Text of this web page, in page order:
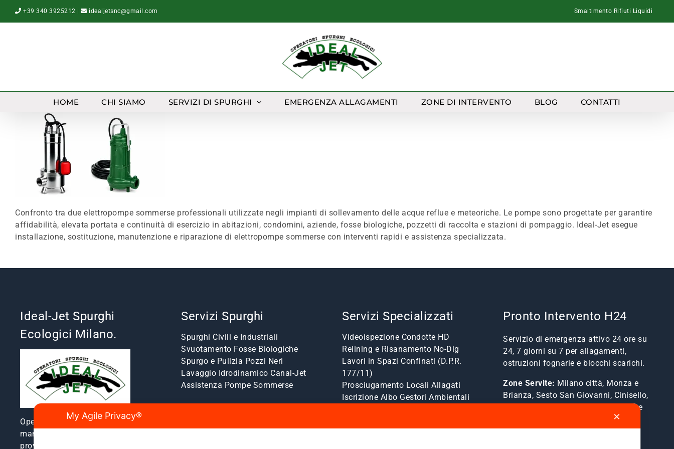
Salta
+39 340 3925212 idealjetsnc@gmail.com Smaltimento Rifiuti Liquidi
HOME CHI SIAMO SERVIZI DI SPURGHI EMERGENZA ALLAGAMENTI ZONE DI INTERVENTO BLOG CONTATTI
Confronto tra due elettropompe sommerse professionali utilizzate negli impianti di sollevamento delle acque reflue e meteoriche. Le pompe sono progettate per garantire
affidabilità, elevata portata e continuità di esercizio in abitazioni, condomini, aziende, fosse biologiche, pozzetti di raccolta e stazioni di pompaggio. Ideal-Jet esegue
installazione, sostituzione, manutenzione e riparazione di elettropompe sommerse con interventi rapidi e assistenza specializzata.
Ideal-Jet Spurghi
Ecologici Milano.
Operatori spurghi ecologici e
manutenzione fognature a Milano e
provincia dal 1980.
Servizi Spurghi
Spurghi Civili e Industriali
Svuotamento Fosse Biologiche
Spurgo e Pulizia Pozzi Neri
Lavaggio Idrodinamico Canal-Jet
Assistenza Pompe Sommerse
Servizi Specializzati
Videoispezione Condotte HD
Relining e Risanamento No-Dig
Lavori in Spazi Confinati (D.P.R.
177/11)
Prosciugamento Locali Allagati
Iscrizione Albo Gestori Ambientali
Pronto Intervento H24
Servizio di emergenza attivo 24 ore su
24, 7 giorni su 7 per allagamenti,
ostruzioni fognarie e blocchi scarichi.
Zone Servite: Milano città, Monza e
Brianza, Sesto San Giovanni, Cinisello,
Cologno, Bresso, Segrate, Cernusco e
My Agile Privacy® ✕